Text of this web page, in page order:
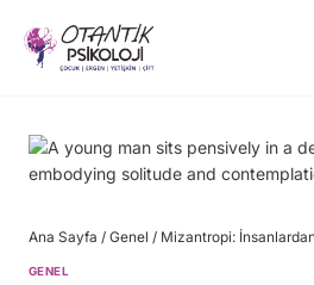
content
Ana Sayfa / Genel / Mizantropi:
GENEL